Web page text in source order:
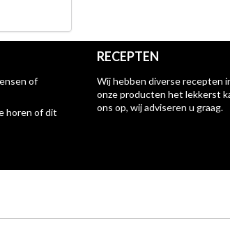
of
horen of dit
RECEPTEN
Wij hebben diverse recepten
onze producten het lekkerst
ons op, wij adviseren u graag.